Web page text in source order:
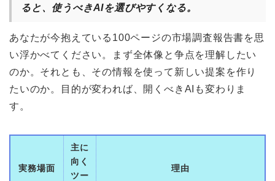
ると、使うべきAIを選びやすくなる。
あなたが今抱えている100ページの市場調査報告書を思
い浮かべてください。まず全体像と争点を理解したい
のか。それとも、その情報を使って新しい提案を作り
たいのか。目的が変われば、開くべきAIも変わりま
す。
実務場面
主に
向く
ツー
理由